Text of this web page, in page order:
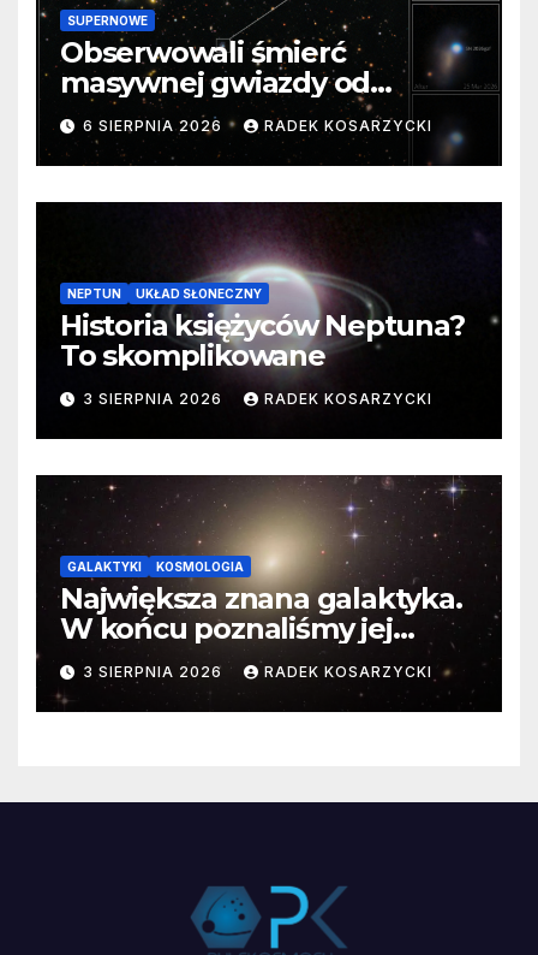
SUPERNOWE
Obserwowali śmierć
masywnej gwiazdy od
samego początku. Niezwykle
cenne dane
6 SIERPNIA 2026 RADEK KOSARZYCKI
NEPTUN UKŁAD SŁONECZNY
Historia księżyców Neptuna?
To skomplikowane
3 SIERPNIA 2026 RADEK KOSARZYCKI
GALAKTYKI KOSMOLOGIA
Największa znana galaktyka.
W końcu poznaliśmy jej
faktyczne wymiary
3 SIERPNIA 2026 RADEK KOSARZYCKI